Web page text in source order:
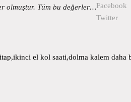
olmuştur. Tüm bu değerler…Facebook
Twitter
el kol saati,dolma kalem